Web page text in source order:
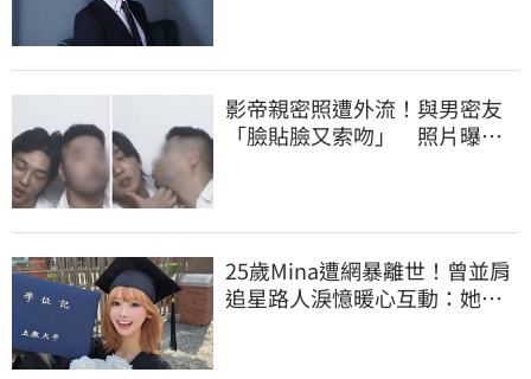
影帝親密照遭外流！與男密友
「臉貼臉又索吻」 照片曝光
25歲Mina遭網暴離世！曾並肩
追星路人淚憶暖心互動：她真